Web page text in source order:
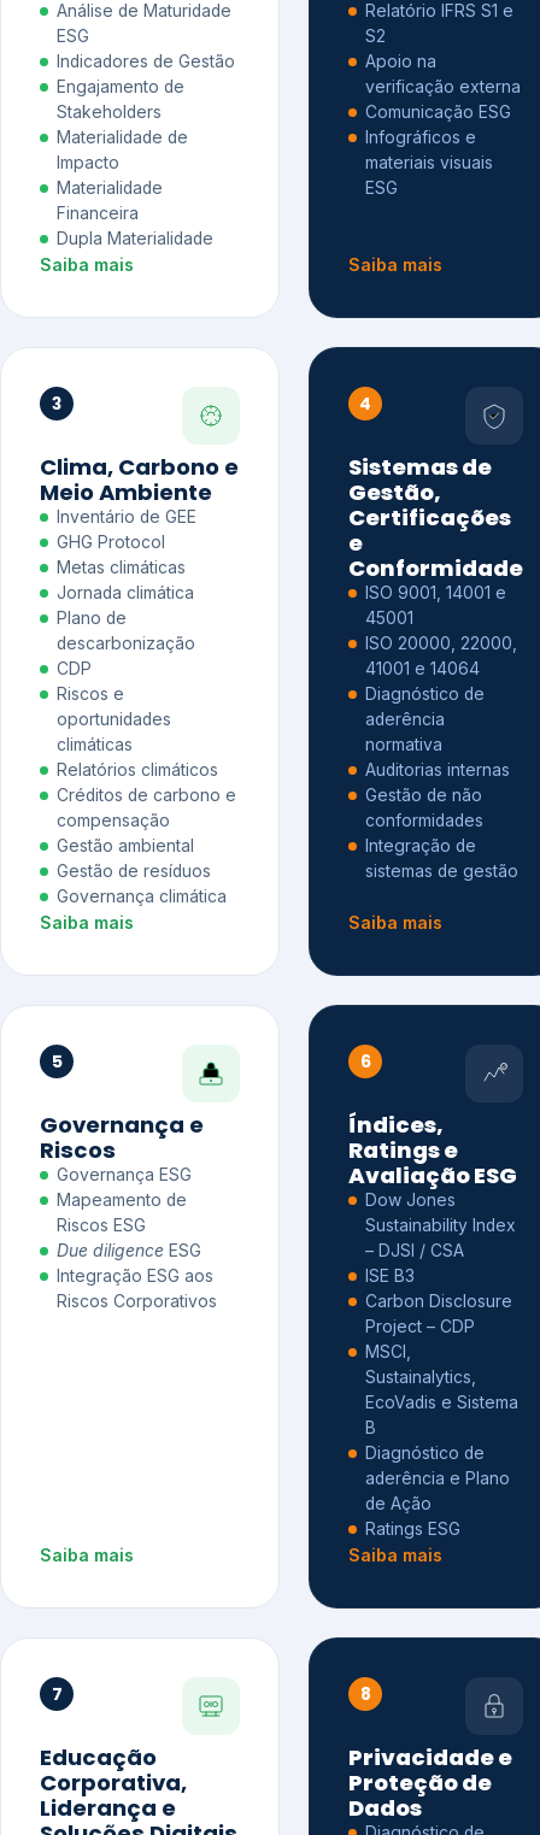
Análise de Maturidade
ESG
Indicadores de Gestão
Engajamento de
Stakeholders
Materialidade de
Impacto
Materialidade
Financeira
Dupla Materialidade
Saiba mais
Relatório IFRS S1 e
S2
Apoio na
verificação externa
Comunicação ESG
Infográficos e
materiais visuais
ESG
Saiba mais
3
Clima, Carbono e
Meio Ambiente
Inventário de GEE
GHG Protocol
Metas climáticas
Jornada climática
Plano de
descarbonização
CDP
Riscos e
oportunidades
climáticas
Relatórios climáticos
Créditos de carbono e
compensação
Gestão ambiental
Gestão de resíduos
Governança climática
Saiba mais
4
Sistemas de
Gestão,
Certificações
e
Conformidade
ISO 9001, 14001 e
45001
ISO 20000, 22000,
41001 e 14064
Diagnóstico de
aderência
normativa
Auditorias internas
Gestão de não
conformidades
Integração de
sistemas de gestão
Saiba mais
5
Governança e
Riscos
Governança ESG
Mapeamento de
Riscos ESG
Due diligence ESG
Integração ESG aos
Riscos Corporativos
Saiba mais
6
Índices,
Ratings e
Avaliação ESG
Dow Jones
Sustainability Index
– DJSI / CSA
ISE B3
Carbon Disclosure
Project – CDP
MSCI,
Sustainalytics,
EcoVadis e Sistema
B
Diagnóstico de
aderência e Plano
de Ação
Ratings ESG
Saiba mais
7
Educação
Corporativa,
Liderança e
8
Privacidade e
Proteção de
Dados